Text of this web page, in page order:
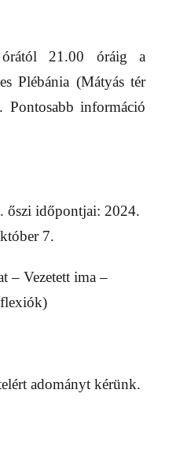
21.00 óráig a
Plébánia (Mátyás tér
Pontosabb információ
őszi időpontjai: 2024.
7.
– Vezetett ima –
adományt kérünk.